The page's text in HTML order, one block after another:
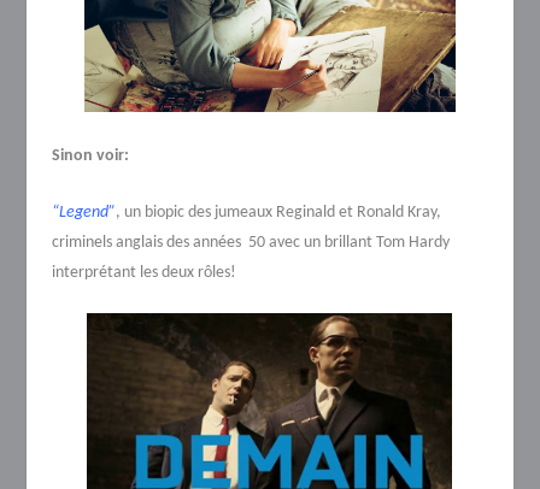
Sinon voir:
“Legend”, un biopic des jumeaux Reginald et Ronald Kray,
criminels anglais des années 50 avec un brillant Tom Hardy
interprétant les deux rôles!